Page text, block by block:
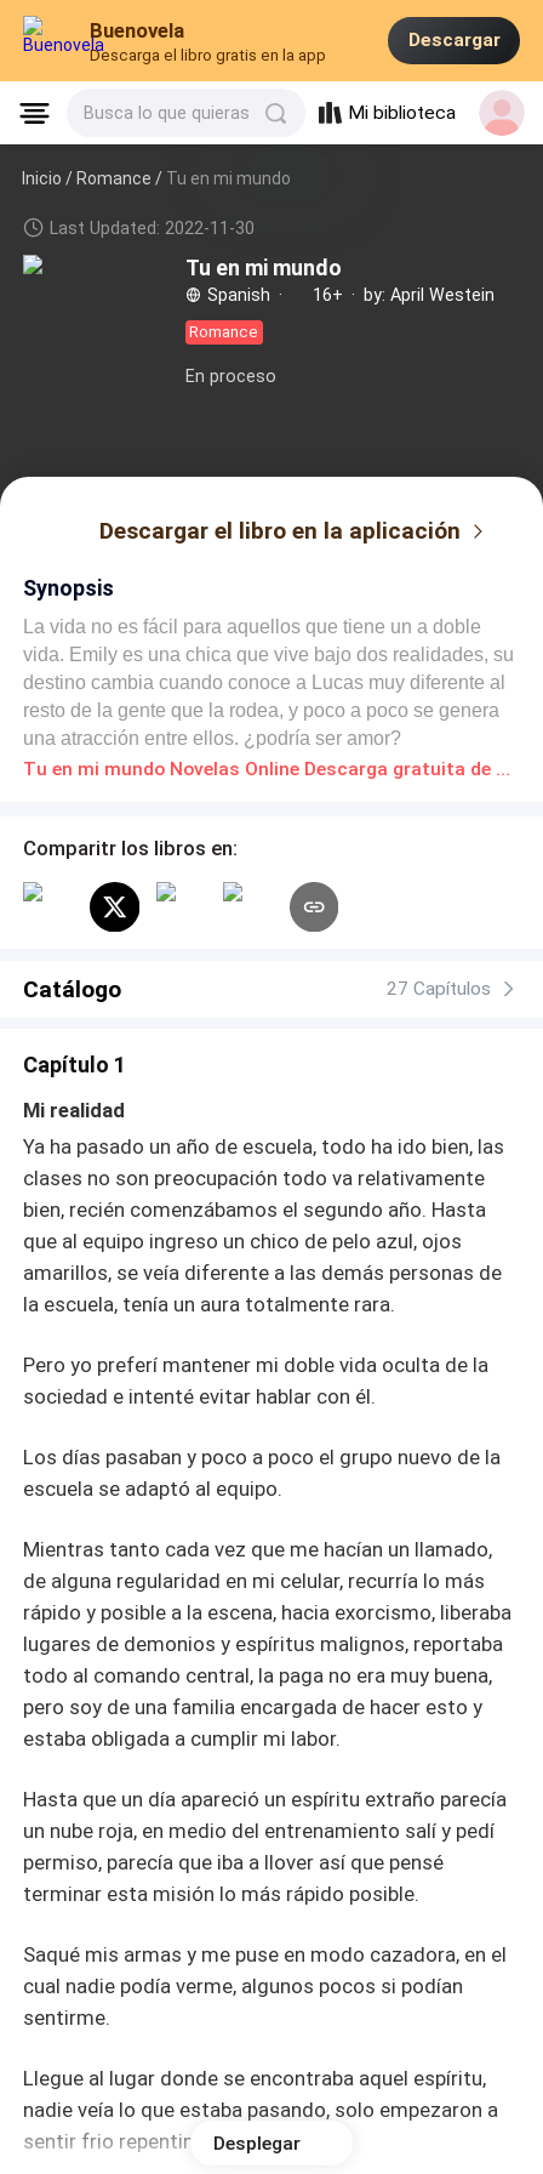
Buenovela
Descarga el libro gratis en la app
Descargar
Busca lo que quieras Mi biblioteca
Inicio /Romance / Tu en mi mundo
Last Updated: 2022-11-30
Tu en mi mundo
Spanish · 16+ · by: April Westein
Romance
En proceso
Descargar el libro en la aplicación
Synopsis
La vida no es fácil para aquellos que tiene un a doble
vida. Emily es una chica que vive bajo dos realidades, su
destino cambia cuando conoce a Lucas muy diferente al
resto de la gente que la rodea, y poco a poco se genera
una atracción entre ellos. ¿podría ser amor?
Tu en mi mundo Novelas Online Descarga gratuita de PDF
Comparitr los libros en:
Catálogo 27 Capítulos
Capítulo 1
Mi realidad
Ya ha pasado un año de escuela, todo ha ido bien, las
clases no son preocupación todo va relativamente
bien, recién comenzábamos el segundo año. Hasta
que al equipo ingreso un chico de pelo azul, ojos
amarillos, se veía diferente a las demás personas de
la escuela, tenía un aura totalmente rara.
Pero yo preferí mantener mi doble vida oculta de la
sociedad e intenté evitar hablar con él.
Los días pasaban y poco a poco el grupo nuevo de la
escuela se adaptó al equipo.
Mientras tanto cada vez que me hacían un llamado,
de alguna regularidad en mi celular, recurría lo más
rápido y posible a la escena, hacia exorcismo, liberaba
lugares de demonios y espíritus malignos, reportaba
todo al comando central, la paga no era muy buena,
pero soy de una familia encargada de hacer esto y
estaba obligada a cumplir mi labor.
Hasta que un día apareció un espíritu extraño parecía
un nube roja, en medio del entrenamiento salí y pedí
permiso, parecía que iba a llover así que pensé
terminar esta misión lo más rápido posible.
Saqué mis armas y me puse en modo cazadora, en el
cual nadie podía verme, algunos pocos si podían
sentirme.
Llegue al lugar donde se encontraba aquel espíritu,
nadie veía lo que estaba pasando, solo empezaron a
sentir frio repentino y tristeza.
Desplegar